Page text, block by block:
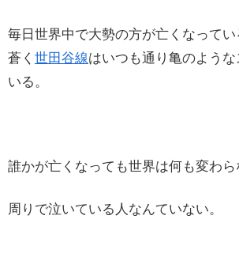
毎日世界中で大勢の方が亡くなって
蒼く 世田谷線はいつも通り亀のよう
いる。
誰かが亡くなっても世界は何も変わら
周りで泣いている人なんていない。